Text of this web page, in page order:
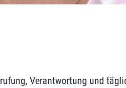
Verantwortung und